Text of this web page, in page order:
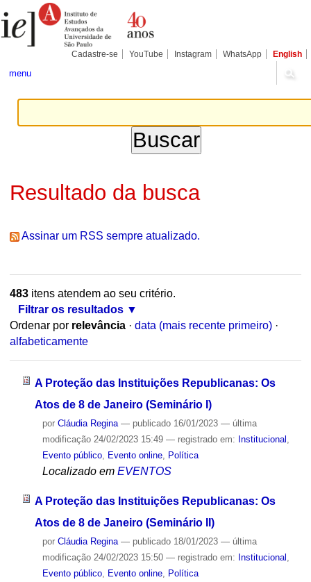
para
conteúdo.
Pessoais
Cadastre-se YouTube Instagram WhatsApp English
menu
Resultado da busca
Assinar um RSS sempre atualizado.
483itens atendem ao seu critério.
Filtrar os resultados
Ordenar por relevância · data (mais recente primeiro) ·
alfabeticamente
A Proteção das Instituições Republicanas: Os
Atos de 8 de Janeiro (Seminário I)
por Cláudia Regina — publicado16/01/2023 — última
modificação24/02/2023 15:49 — registrado em: Institucional
Evento público, Evento online, Política
Localizado em EVENTOS
A Proteção das Instituições Republicanas: Os
Atos de 8 de Janeiro (Seminário II)
por Cláudia Regina — publicado18/01/2023 — última
modificação24/02/2023 15:50 — registrado em: Institucional
Evento público, Evento online, Política